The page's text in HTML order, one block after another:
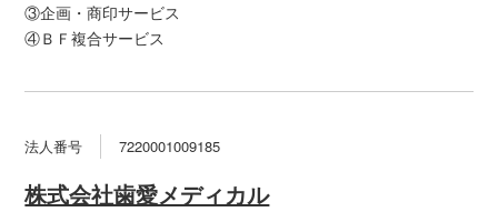
③企画・商印サービス
④ＢＦ複合サービス
法人番号 7220001009185
株式会社歯愛メディカル